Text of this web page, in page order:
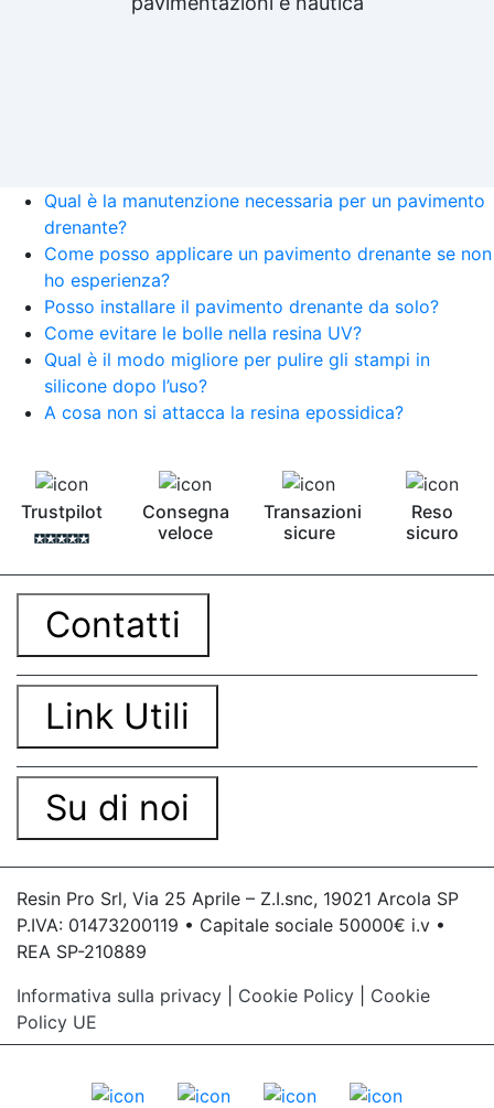
Qual è la manutenzione necessaria per un pavimento
drenante?
Come posso applicare un pavimento drenante se non
ho esperienza?
Posso installare il pavimento drenante da solo?
Come evitare le bolle nella resina UV?
Qual è il modo migliore per pulire gli stampi in
silicone dopo l’uso?
A cosa non si attacca la resina epossidica?
Trustpilot
Consegna
veloce
Transazioni
sicure
Reso
sicuro
Contatti
Link Utili
Su di noi
Resin Pro Srl, Via 25 Aprile – Z.I.snc, 19021 Arcola SP
P.IVA: 01473200119 • Capitale sociale 50000€ i.v •
REA SP-210889
Informativa sulla privacy
Cookie Policy
Cookie
Policy UE